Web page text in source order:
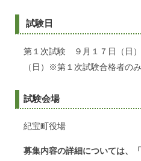
試験日
第１次試験 ９月１７日（日
（日）※第１次試験合格者のみ
試験会場
紀宝町役場
募集内容の詳細については、